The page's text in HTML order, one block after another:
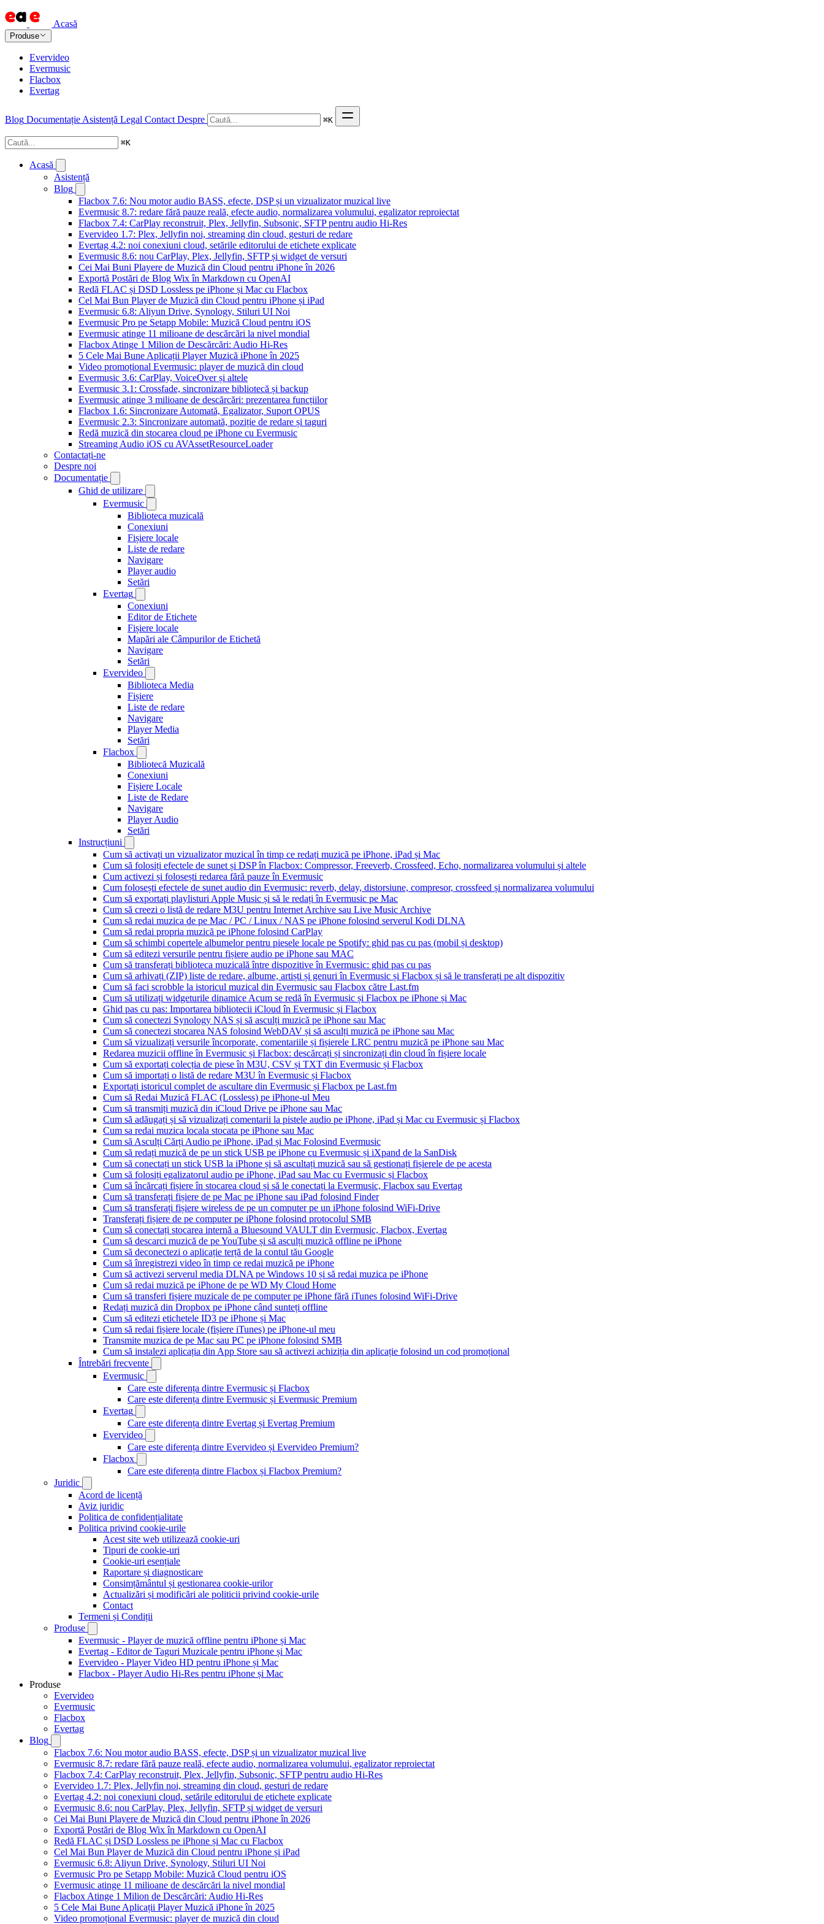
Acasă
Produse
Evervideo
Evermusic
Flacbox
Evertag
Blog Documentație Asistență Legal Contact Despre ⌘K
⌘K
Acasă
Asistență
Blog
Flacbox 7.6: Nou motor audio BASS, efecte, DSP și un vizualizator muzical live
Evermusic 8.7: redare fără pauze reală, efecte audio, normalizarea volumului, egalizator reproiectat
Flacbox 7.4: CarPlay reconstruit, Plex, Jellyfin, Subsonic, SFTP pentru audio Hi-Res
Evervideo 1.7: Plex, Jellyfin noi, streaming din cloud, gesturi de redare
Evertag 4.2: noi conexiuni cloud, setările editorului de etichete explicate
Evermusic 8.6: nou CarPlay, Plex, Jellyfin, SFTP și widget de versuri
Cei Mai Buni Playere de Muzică din Cloud pentru iPhone în 2026
Exportă Postări de Blog Wix în Markdown cu OpenAI
Redă FLAC și DSD Lossless pe iPhone și Mac cu Flacbox
Cel Mai Bun Player de Muzică din Cloud pentru iPhone și iPad
Evermusic 6.8: Aliyun Drive, Synology, Stiluri UI Noi
Evermusic Pro pe Setapp Mobile: Muzică Cloud pentru iOS
Evermusic atinge 11 milioane de descărcări la nivel mondial
Flacbox Atinge 1 Milion de Descărcări: Audio Hi-Res
5 Cele Mai Bune Aplicații Player Muzică iPhone în 2025
Video promoțional Evermusic: player de muzică din cloud
Evermusic 3.6: CarPlay, VoiceOver și altele
Evermusic 3.1: Crossfade, sincronizare bibliotecă și backup
Evermusic atinge 3 milioane de descărcări: prezentarea funcțiilor
Flacbox 1.6: Sincronizare Automată, Egalizator, Suport OPUS
Evermusic 2.3: Sincronizare automată, poziție de redare și taguri
Redă muzică din stocarea cloud pe iPhone cu Evermusic
Streaming Audio iOS cu AVAssetResourceLoader
Contactați-ne
Despre noi
Documentație
Ghid de utilizare
Evermusic
Biblioteca muzicală
Conexiuni
Fișiere locale
Liste de redare
Navigare
Player audio
Setări
Evertag
Conexiuni
Editor de Etichete
Fișiere locale
Mapări ale Câmpurilor de Etichetă
Navigare
Setări
Evervideo
Biblioteca Media
Fișiere
Liste de redare
Navigare
Player Media
Setări
Flacbox
Bibliotecă Muzicală
Conexiuni
Fișiere Locale
Liste de Redare
Navigare
Player Audio
Setări
Instrucțiuni
Cum să activați un vizualizator muzical în timp ce redați muzică pe iPhone, iPad și Mac
Cum să folosiți efectele de sunet și DSP în Flacbox: Compressor, Freeverb, Crossfeed, Echo, normalizarea volumului și altele
Cum activezi și folosești redarea fără pauze în Evermusic
Cum folosești efectele de sunet audio din Evermusic: reverb, delay, distorsiune, compresor, crossfeed și normalizarea volumului
Cum să exportați playlisturi Apple Music și să le redați în Evermusic pe Mac
Cum să creezi o listă de redare M3U pentru Internet Archive sau Live Music Archive
Cum să redai muzica de pe Mac / PC / Linux / NAS pe iPhone folosind serverul Kodi DLNA
Cum să redai propria muzică pe iPhone folosind CarPlay
Cum să schimbi copertele albumelor pentru piesele locale pe Spotify: ghid pas cu pas (mobil și desktop)
Cum să editezi versurile pentru fișiere audio pe iPhone sau MAC
Cum să transferați biblioteca muzicală între dispozitive în Evermusic: ghid pas cu pas
Cum să arhivați (ZIP) liste de redare, albume, artiști și genuri în Evermusic și Flacbox și să le transferați pe alt dispozitiv
Cum să faci scrobble la istoricul muzical din Evermusic sau Flacbox către Last.fm
Cum să utilizați widgeturile dinamice Acum se redă în Evermusic și Flacbox pe iPhone și Mac
Ghid pas cu pas: Importarea bibliotecii iCloud în Evermusic și Flacbox
Cum să conectezi Synology NAS și să asculți muzică pe iPhone sau Mac
Cum să conectezi stocarea NAS folosind WebDAV și să asculți muzică pe iPhone sau Mac
Cum să vizualizați versurile încorporate, comentariile și fișierele LRC pentru muzică pe iPhone sau Mac
Redarea muzicii offline în Evermusic și Flacbox: descărcați și sincronizați din cloud în fișiere locale
Cum să exportați colecția de piese în M3U, CSV și TXT din Evermusic și Flacbox
Cum să importați o listă de redare M3U în Evermusic și Flacbox
Exportați istoricul complet de ascultare din Evermusic și Flacbox pe Last.fm
Cum să Redai Muzică FLAC (Lossless) pe iPhone-ul Meu
Cum să transmiți muzică din iCloud Drive pe iPhone sau Mac
Cum să adăugați și să vizualizați comentarii la pistele audio pe iPhone, iPad și Mac cu Evermusic și Flacbox
Cum sa redai muzica locala stocata pe iPhone sau Mac
Cum să Asculți Cărți Audio pe iPhone, iPad și Mac Folosind Evermusic
Cum să redați muzică de pe un stick USB pe iPhone cu Evermusic și iXpand de la SanDisk
Cum să conectați un stick USB la iPhone și să ascultați muzică sau să gestionați fișierele de pe acesta
Cum să folosiți egalizatorul audio pe iPhone, iPad sau Mac cu Evermusic și Flacbox
Cum să încărcați fișiere în stocarea cloud și să le conectați la Evermusic, Flacbox sau Evertag
Cum să transferați fișiere de pe Mac pe iPhone sau iPad folosind Finder
Cum să transferați fișiere wireless de pe un computer pe un iPhone folosind WiFi-Drive
Transferați fișiere de pe computer pe iPhone folosind protocolul SMB
Cum să conectați stocarea internă a Bluesound VAULT din Evermusic, Flacbox, Evertag
Cum să descarci muzică de pe YouTube și să asculți muzică offline pe iPhone
Cum să deconectezi o aplicație terță de la contul tău Google
Cum să înregistrezi video în timp ce redai muzică pe iPhone
Cum să activezi serverul media DLNA pe Windows 10 și să redai muzica pe iPhone
Cum să redai muzică pe iPhone de pe WD My Cloud Home
Cum să transferi fișiere muzicale de pe computer pe iPhone fără iTunes folosind WiFi-Drive
Redați muzică din Dropbox pe iPhone când sunteți offline
Cum să editezi etichetele ID3 pe iPhone și Mac
Cum să redai fișiere locale (fișiere iTunes) pe iPhone-ul meu
Transmite muzica de pe Mac sau PC pe iPhone folosind SMB
Cum să instalezi aplicația din App Store sau să activezi achiziția din aplicație folosind un cod promoțional
Întrebări frecvente
Evermusic
Care este diferența dintre Evermusic și Flacbox
Care este diferența dintre Evermusic și Evermusic Premium
Evertag
Care este diferența dintre Evertag și Evertag Premium
Evervideo
Care este diferența dintre Evervideo și Evervideo Premium?
Flacbox
Care este diferența dintre Flacbox și Flacbox Premium?
Juridic
Acord de licență
Aviz juridic
Politica de confidențialitate
Politica privind cookie-urile
Acest site web utilizează cookie-uri
Tipuri de cookie-uri
Cookie-uri esențiale
Raportare și diagnosticare
Consimțământul și gestionarea cookie-urilor
Actualizări și modificări ale politicii privind cookie-urile
Contact
Termeni și Condiții
Produse
Evermusic - Player de muzică offline pentru iPhone și Mac
Evertag - Editor de Taguri Muzicale pentru iPhone și Mac
Evervideo - Player Video HD pentru iPhone și Mac
Flacbox - Player Audio Hi-Res pentru iPhone și Mac
Produse
Evervideo
Evermusic
Flacbox
Evertag
Blog
Flacbox 7.6: Nou motor audio BASS, efecte, DSP și un vizualizator muzical live
Evermusic 8.7: redare fără pauze reală, efecte audio, normalizarea volumului, egalizator reproiectat
Flacbox 7.4: CarPlay reconstruit, Plex, Jellyfin, Subsonic, SFTP pentru audio Hi-Res
Evervideo 1.7: Plex, Jellyfin noi, streaming din cloud, gesturi de redare
Evertag 4.2: noi conexiuni cloud, setările editorului de etichete explicate
Evermusic 8.6: nou CarPlay, Plex, Jellyfin, SFTP și widget de versuri
Cei Mai Buni Playere de Muzică din Cloud pentru iPhone în 2026
Exportă Postări de Blog Wix în Markdown cu OpenAI
Redă FLAC și DSD Lossless pe iPhone și Mac cu Flacbox
Cel Mai Bun Player de Muzică din Cloud pentru iPhone și iPad
Evermusic 6.8: Aliyun Drive, Synology, Stiluri UI Noi
Evermusic Pro pe Setapp Mobile: Muzică Cloud pentru iOS
Evermusic atinge 11 milioane de descărcări la nivel mondial
Flacbox Atinge 1 Milion de Descărcări: Audio Hi-Res
5 Cele Mai Bune Aplicații Player Muzică iPhone în 2025
Video promoțional Evermusic: player de muzică din cloud